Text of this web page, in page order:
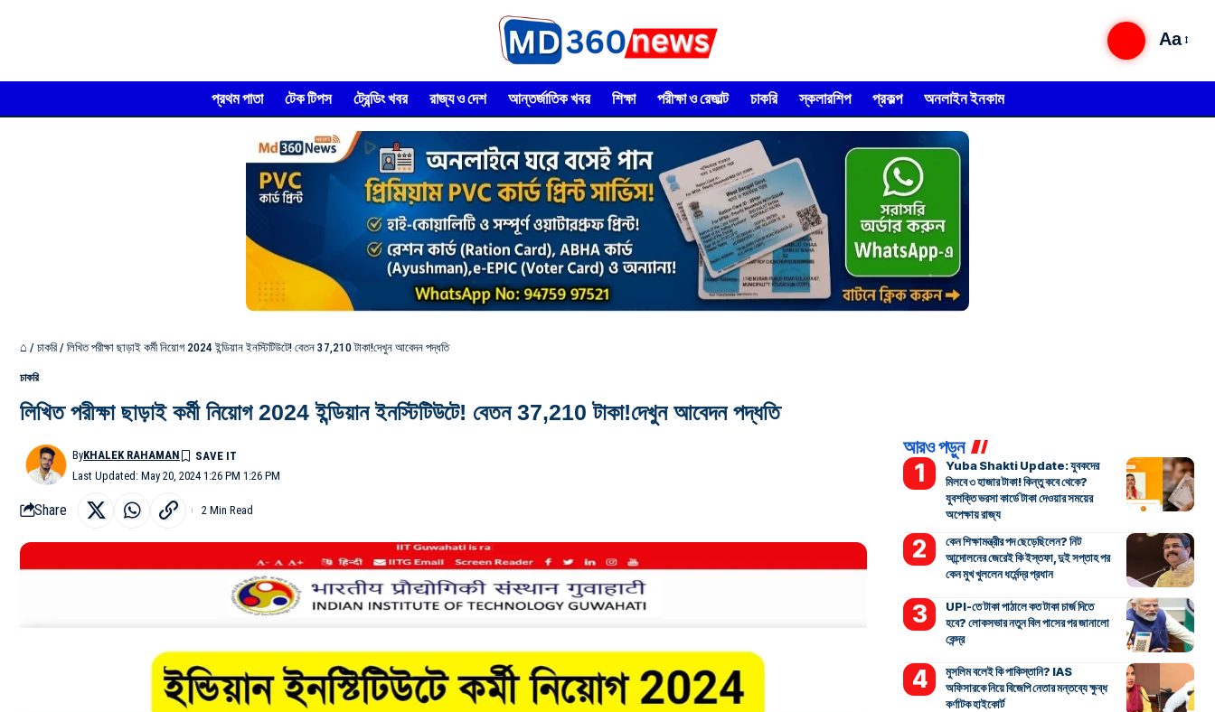
Aa
প্রথম পাতা টেক টিপস ট্রেন্ডিং খবর রাজ্য ও দেশ আন্তর্জাতিক খবর শিক্ষা পরীক্ষা ও রেজাল্ট চাকরি স্কলারশিপ প্রকল্প অনলাইন ইনকাম
⌂ / চাকরি / লিখিত পরীক্ষা ছাড়াই কর্মী নিয়োগ 2024 ইন্ডিয়ান ইনস্টিটিউটে! বেতন 37,210 টাকা!দেখুন আবেদন পদ্ধতি
চাকরি
লিখিত পরীক্ষা ছাড়াই কর্মী নিয়োগ 2024 ইন্ডিয়ান ইনস্টিটিউটে! বেতন 37,210 টাকা!দেখুন আবেদন পদ্ধতি
Last Updated: May 20, 2024 1:26 PM 1:26 PM
ByKHALEK RAHAMAN
Share 2 Min Read
আরও পড়ুন
Yuba Shakti Update: যুবকদের
মিলবে ৩ হাজার টাকা! কিন্তু কবে থেকে?
যুবশক্তি ভরসা কার্ডে টাকা দেওয়ার সময়ের
অপেক্ষায় রাজ্য
কেন শিক্ষামন্ত্রীর পদ ছেড়েছিলেন? নিট
আন্দোলনের জেরেই কি ইস্তফা, দুই সপ্তাহ পর
কেন মুখ খুললেন ধর্মেন্দ্র প্রধান
UPI-তে টাকা পাঠালে কত টাকা চার্জ দিতে
হবে? লোকসভার নতুন বিল পাসের পর জানালো
কেন্দ্র
মুসলিম বলেই কি পাকিস্তানি? IAS
অফিসারকে নিয়ে বিজেপি নেতার মন্তব্যে ক্ষুব্ধ
কর্ণাটক হাইকোর্ট